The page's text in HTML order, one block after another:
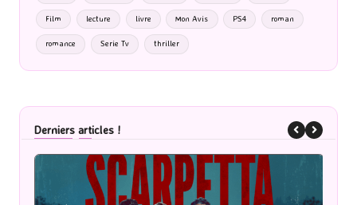
Film lecture livre Mon Avis PS4 roman
romance Serie Tv thriller
Derniers articles !